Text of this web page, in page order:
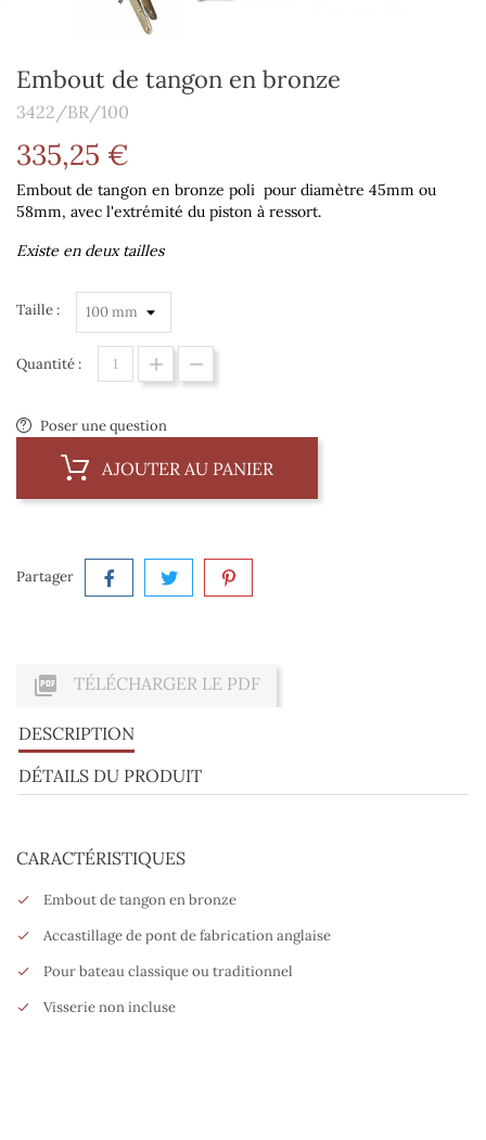
Embout de tangon en bronze
3422/BR/100
335,25 €
Embout de tangon en bronze poli pour diamètre 45mm ou
58mm, avec l'extrémité du piston à ressort.
Existe en deux tailles
Taille :
Quantité :
Poser une question
AJOUTER AU PANIER
Partager
 TÉLÉCHARGER LE PDF
DESCRIPTION
DÉTAILS DU PRODUIT
CARACTÉRISTIQUES
Embout de tangon en bronze
Accastillage de pont de fabrication anglaise
Pour bateau classique ou traditionnel
Visserie non incluse